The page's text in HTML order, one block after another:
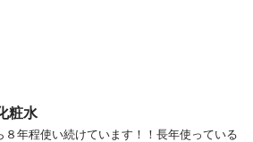
粧水
８年程使い続けています！！長年使っている